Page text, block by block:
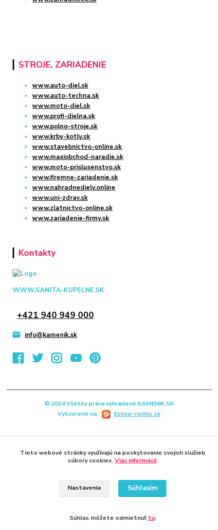
STROJE, ZARIADENIE
www.auto-diel.sk
www.auto-techna.sk
www.moto-diel.sk
www.profi-dielna.sk
www.polno-stroje.sk
www.krby-kotly.sk
www.stavebnictvo-online.sk
www.maxiobchod-naradie.sk
www.moto-prislusenstvo.sk
www.firemne-zariadenie.sk
www.nahradnediely.online
www.uni-zdrav.sk
www.zlatnictvo-online.sk
www.zariadenie-firmy.sk
Kontakty
WWW.SANITA-KUPELNE.SK
+421 940 949 000
info@kamenik.sk
© 2024 Všetky práva vyhradené KAMENIK.SK
Vytvorené na
Eshop-rychlo.sk
Tieto webové stránky využívajú na poskytovanie svojich služieb
súbory cookies.Viac informácií.
Nastavenia Súhlasím
Súhlas môžete odmietnuť tu.